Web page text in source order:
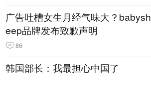
广告吐槽女生月经气味大？babysh
eep品牌发布致歉声明
86
韩国部长：我最担心中国了